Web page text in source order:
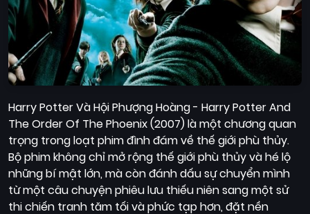
Harry Potter Và Hội Phượng Hoàng - Harry Potter And
The Order Of The Phoenix (2007) là một chương quan
trọng trong loạt phim đình đám về thế giới phù thủy.
Bộ phim không chỉ mở rộng thế giới phù thủy và hé lộ
những bí mật lớn, mà còn đánh dấu sự chuyển mình
từ một câu chuyện phiêu lưu thiếu niên sang một sử
thi chiến tranh tăm tối và phức tạp hơn, đặt nền